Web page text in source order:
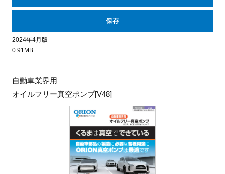
保存
2024年4月版
0.91MB
自動車業界用
オイルフリー真空ポンプ[V48]